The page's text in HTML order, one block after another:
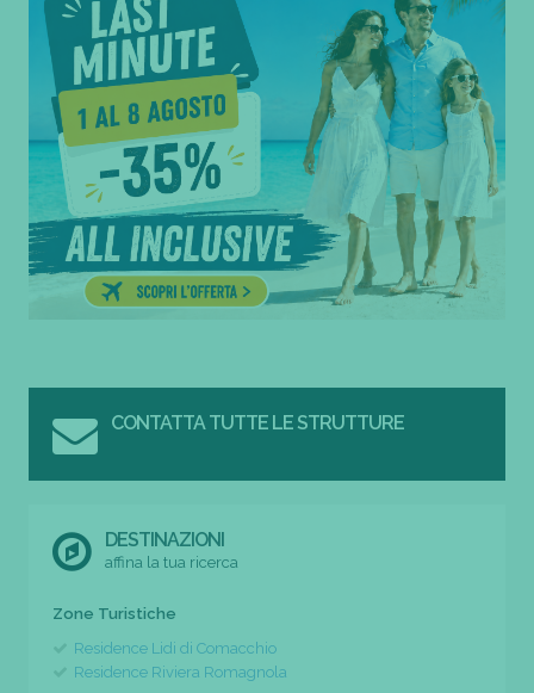
CONTATTA TUTTE LE STRUTTURE
DESTINAZIONI
affina la tua ricerca
Zone Turistiche
Residence Lidi di Comacchio
Residence Riviera Romagnola